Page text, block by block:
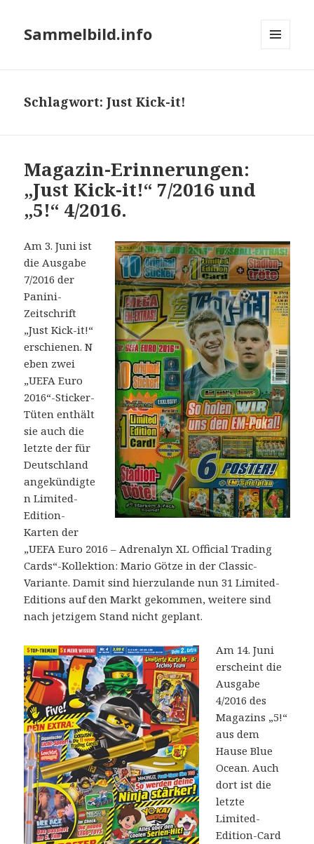
Sammelbild.info
Schlagwort:Just Kick-it!
Magazin-Erinnerungen:
„Just Kick-it!“ 7/2016 und
„5!“ 4/2016.
Am 3. Juni ist
die Ausgabe
7/2016 der
Panini-
Zeitschrift
„Just Kick-it!“
erschienen. N
eben zwei
„UEFA Euro
2016“-Sticker-
Tüten enthält
sie auch die
letzte der für
Deutschland
angekündigte
n Limited-
Edition-
Karten der
„UEFA Euro 2016 – Adrenalyn XL Official Trading
Cards“-Kollektion: Mario Götze in der Classic-
Variante. Damit sind hierzulande nun 31 Limited-
Editions auf den Markt gekommen, weitere sind
nach jetzigem Stand nicht geplant.
Am 14. Juni
erscheint die
Ausgabe
4/2016 des
Magazins „5!“
aus dem
Hause Blue
Ocean. Auch
dort ist die
letzte
Limited-
Edition-Card